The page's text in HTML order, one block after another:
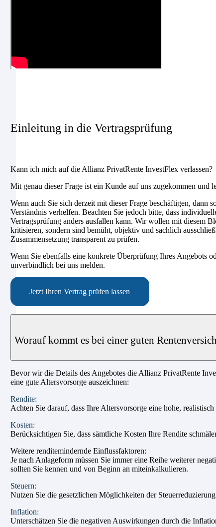
Einleitung in die Vertragsprüfung
Kann ich mich auf die Allianz PrivatRente InvestFlex verlassen?
Mit genau dieser Frage ist ein Kunde auf uns zugekommen und
Wenn auch Sie sich derzeit mit dieser Frage beschäftigen, dann
Verständnis verhelfen. Beachten Sie jedoch bitte, dass
Vertragsprüfung anders ausfallen kann. Wir wollen mit diesem
kritisieren, sondern sind bemüht, objektiv und sachlich
Zusammensetzung transparent zu prüfen.
Wenn Sie ebenfalls eine konkrete Überprüfung Ihres Angebots
unverbindlich bei uns melden.
Jetzt Ihren Vertrag prüfen lassen
Worauf kommt es bei einer guten
Bevor wir die Details des Angebotes die Allianz PrivatRente
eine gute Altersvorsorge auszeichnen:
Rendite:
Achten Sie darauf, dass Ihre Altersvorsorge eine hohe,
Kosten:
Berücksichtigen Sie, dass sämtliche Kosten Ihre Rendite
Weitere renditemindernde Einflussfaktoren:
Je nach Anlageform müssen Sie immer eine Reihe weiterer
sollten Sie kennen und von Beginn an miteinkalkulieren.
Steuern:
Nutzen Sie die gesetzlichen Möglichkeiten der
Inflation:
Unterschätzen Sie die negativen Auswirkungen durch die